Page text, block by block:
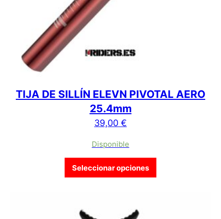
TIJA DE SILLÍN ELEVN PIVOTAL AERO
25.4mm
39,00 €
Disponible
Seleccionar opciones